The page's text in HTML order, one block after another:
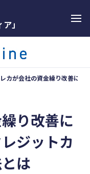
」
カが会社の資金繰り改善につ
り改善に
ジットカ
は